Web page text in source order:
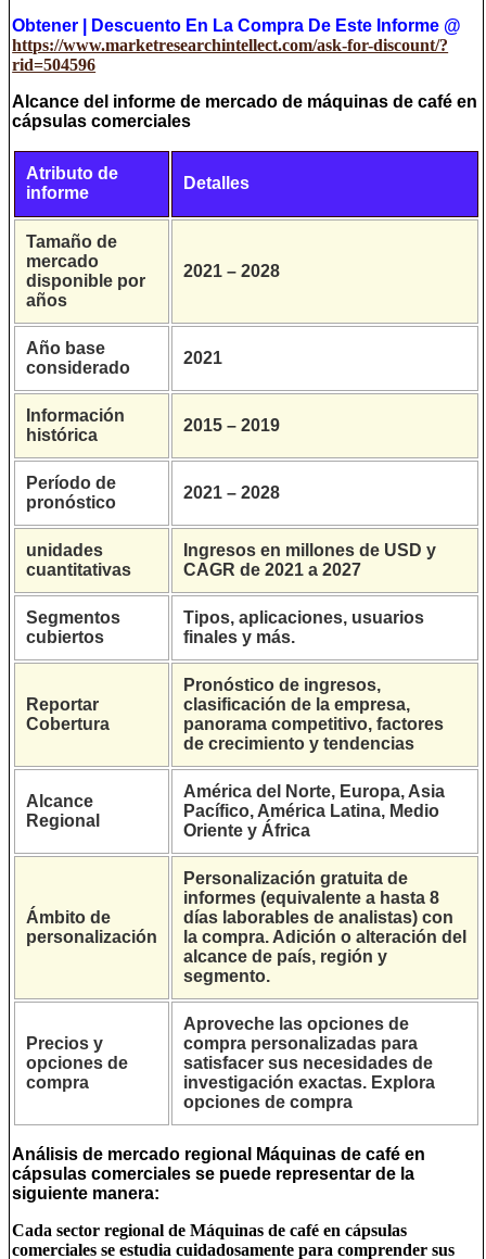
Obtener | Descuento En La Compra De Este Informe @
https://www.marketresearchintellect.com/ask-for-discount/?
rid=504596
Alcance del informe de mercado de máquinas de café en
cápsulas comerciales
Atributo de
informe
Detalles
Tamaño de
mercado
disponible por
años
2021 – 2028
Año base
considerado
2021
Información
histórica
2015 – 2019
Período de
pronóstico
2021 – 2028
unidades
cuantitativas
Ingresos en millones de USD y
CAGR de 2021 a 2027
Segmentos
cubiertos
Tipos, aplicaciones, usuarios
finales y más.
Reportar
Cobertura
Pronóstico de ingresos,
clasificación de la empresa,
panorama competitivo, factores
de crecimiento y tendencias
Alcance
Regional
América del Norte, Europa, Asia
Pacífico, América Latina, Medio
Oriente y África
Ámbito de
personalización
Personalización gratuita de
informes (equivalente a hasta 8
días laborables de analistas) con
la compra. Adición o alteración del
alcance de país, región y
segmento.
Precios y
opciones de
compra
Aproveche las opciones de
compra personalizadas para
satisfacer sus necesidades de
investigación exactas. Explora
opciones de compra
Análisis de mercado regional Máquinas de café en
cápsulas comerciales se puede representar de la
siguiente manera:
Cada sector regional de Máquinas de café en cápsulas
comerciales se estudia cuidadosamente para comprender sus